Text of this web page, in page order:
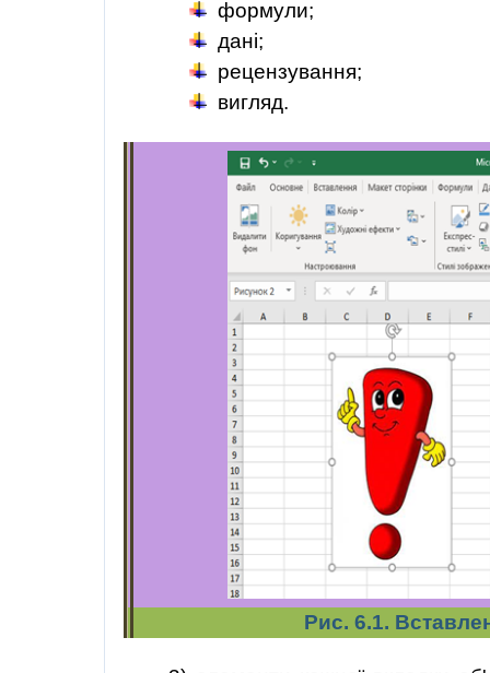
формули;
дані;
рецензування;
вигляд.
Рис. 6.1.